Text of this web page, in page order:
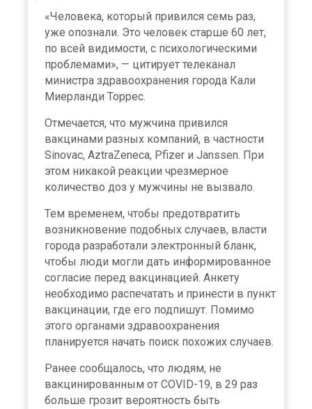
«Человека, который привился семь раз,
уже опознали. Это человек старше 60 лет,
по всей видимости, с психологическими
проблемами», — цитирует телеканал
министра здравоохранения города Кали
Миерланди Торрес.
Отмечается, что мужчина привился
вакцинами разных компаний, в частности
Sinovac, AztraZeneca, Pfizer и Janssen. При
этом никакой реакции чрезмерное
количество доз у мужчины не вызвало.
Тем временем, чтобы предотвратить
возникновение подобных случаев, власти
города разработали электронный бланк,
чтобы люди могли дать информированное
согласие перед вакцинацией. Анкету
необходимо распечатать и принести в пункт
вакцинации, где его подпишут. Помимо
этого органами здравоохранения
планируется начать поиск похожих случаев.
Ранее сообщалось, что людям, не
вакцинированным от COVID-19, в 29 раз
больше грозит вероятность быть